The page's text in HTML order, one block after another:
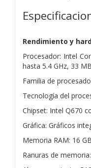
Rendimiento y
Procesador: Intel
hasta 5.4 GHz, 33
Familia de
Tecnología del
Chipset: Intel Q670
Gráfica: Gráficos
Memoria RAM: 16
Ranuras de